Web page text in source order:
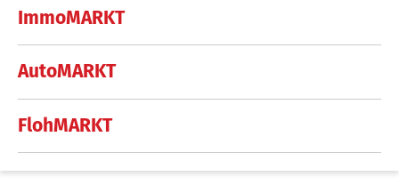
ImmoMARKT
AutoMARKT
FlohMARKT